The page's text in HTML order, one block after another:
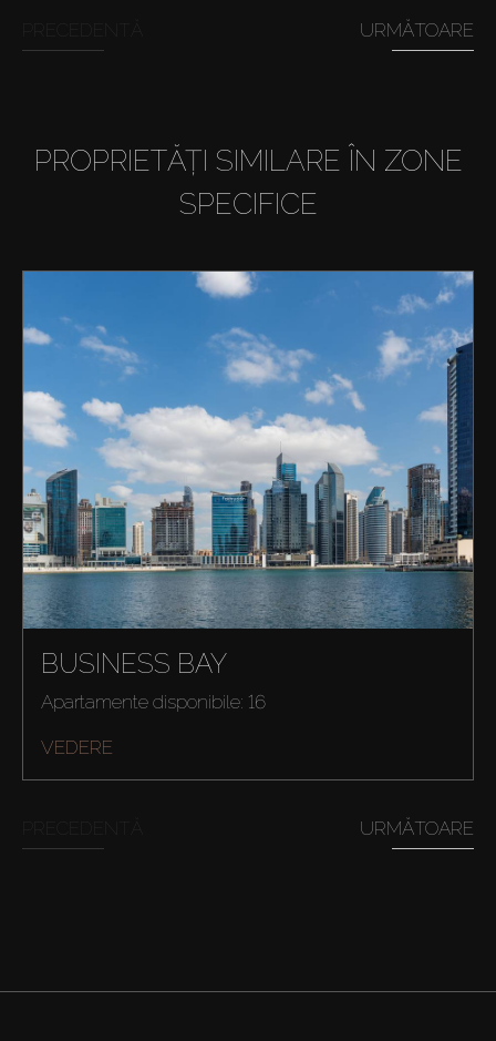
URMĂTOARE
PROPRIETĂȚI SIMILARE ÎN ZONE
SPECIFICE
BUSINESS BAY
Apartamente disponibile: 16
VEDERE
URMĂTOARE